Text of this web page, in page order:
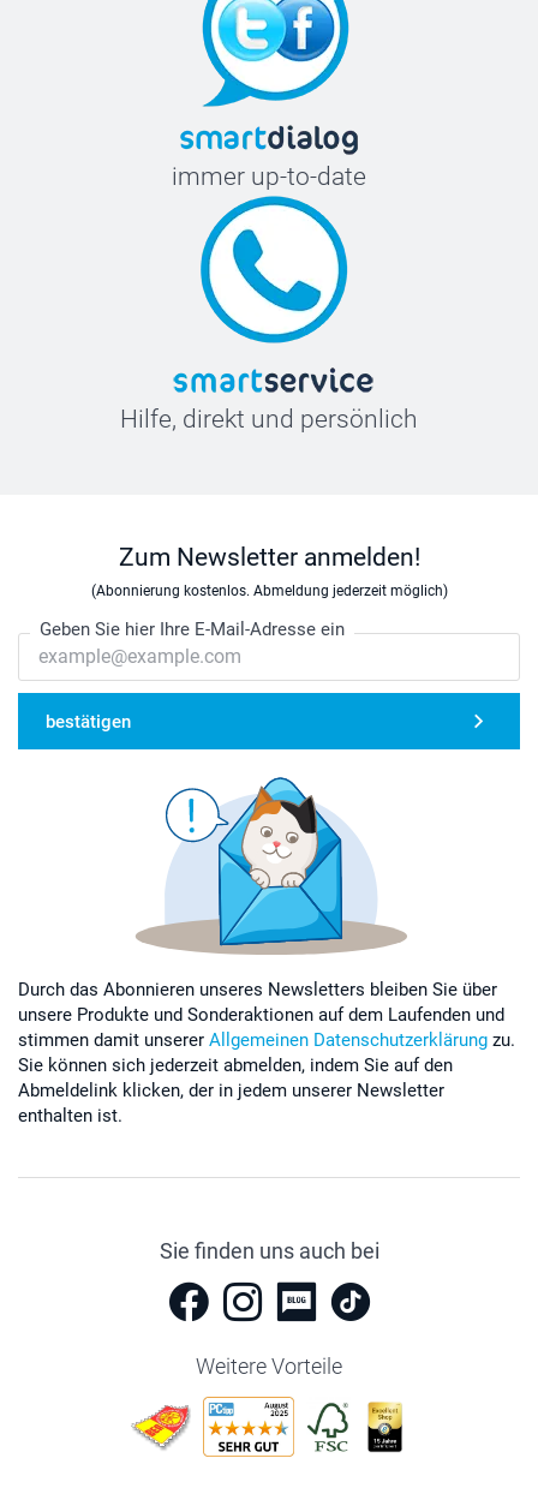
immer up-to-date
Hilfe, direkt und persönlich
Zum Newsletter anmelden!
(Abonnierung kostenlos. Abmeldung jederzeit möglich)
Geben Sie hier Ihre E-Mail-Adresse ein
bestätigen
Durch das Abonnieren unseres Newsletters bleiben Sie über
unsere Produkte und Sonderaktionen auf dem Laufenden und
stimmen damit unserer Allgemeinen Datenschutzerklärung zu.
Sie können sich jederzeit abmelden, indem Sie auf den
Abmeldelink klicken, der in jedem unserer Newsletter
enthalten ist.
Sie finden uns auch bei
Weitere Vorteile